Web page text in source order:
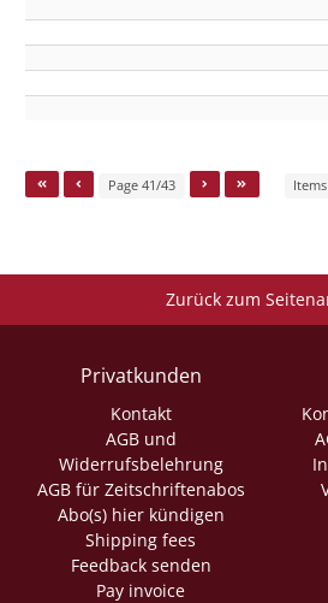
Page 41/43
Zurück zum
Privatkunden
Kontakt
AGB und
Widerrufsbelehrung
AGB für Zeitschriftenabos
Abo(s) hier kündigen
Shipping fees
Feedback senden
Pay invoice